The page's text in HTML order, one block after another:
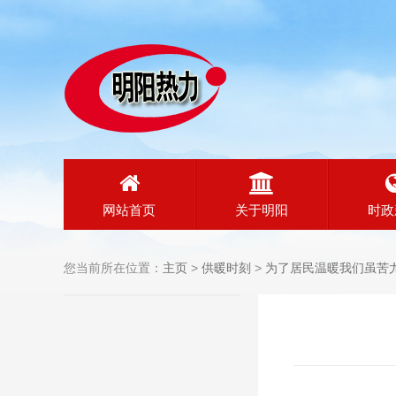
网站首页 关于明阳 时
您当前所在位置： 主页 > 供暖时刻 > 为了居民温暖我们虽苦